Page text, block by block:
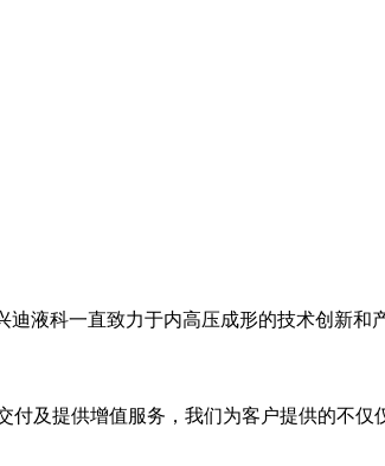
液科一直致力于内高压成形的技术创新和
提供增值服务，我们为客户提供的不仅